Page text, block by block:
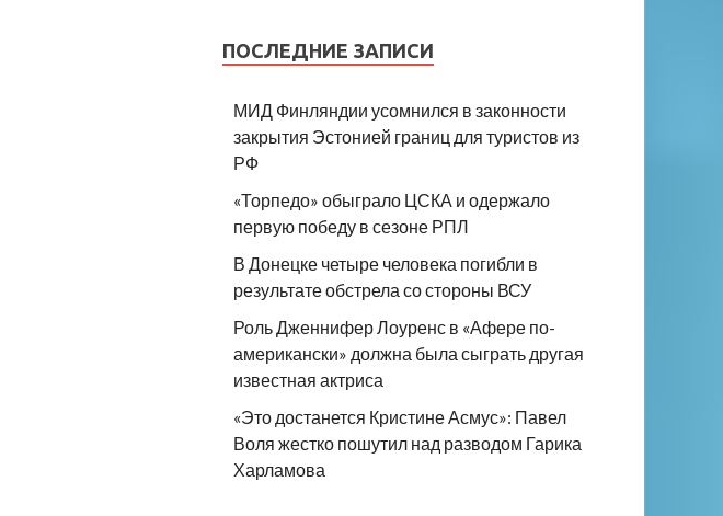
ПОСЛЕДНИЕ ЗАПИСИ
МИД Финляндии усомнился в законности
закрытия Эстонией границ для туристов из
РФ
«Торпедо» обыграло ЦСКА и одержало
первую победу в сезоне РПЛ
В Донецке четыре человека погибли в
результате обстрела со стороны ВСУ
Роль Дженнифер Лоуренс в «Афере по-
американски» должна была сыграть другая
известная актриса
«Это достанется Кристине Асмус»: Павел
Воля жестко пошутил над разводом Гарика
Харламова